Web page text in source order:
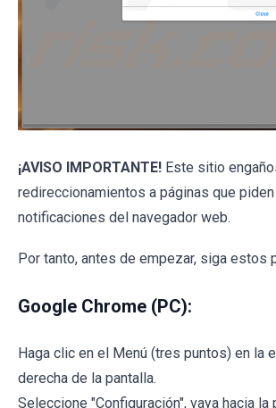
¡AVISO IMPORTANTE! Este sitio
redireccionamientos a páginas que
notificaciones del navegador web.
Por tanto, antes de empezar, siga estos
Google Chrome (PC):
Haga clic en el Menú (tres puntos) en la
derecha de la pantalla.
Seleccione "Configuración", vaya hacia